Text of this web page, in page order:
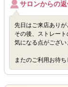
サロンからの
先日はご来店あり
その後、ストレー
気になる点がござい
またのご利用お待ち